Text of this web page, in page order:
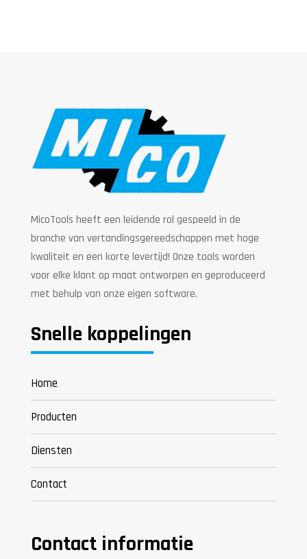
MicoTools heeft een leidende rol gespeeld in de
branche van vertandingsgereedschappen met hoge
kwaliteit en een korte levertijd! Onze tools worden
voor elke klant op maat ontworpen en geproduceerd
met behulp van onze eigen software.
Snelle koppelingen
Home
Producten
Diensten
Contact
Contact informatie